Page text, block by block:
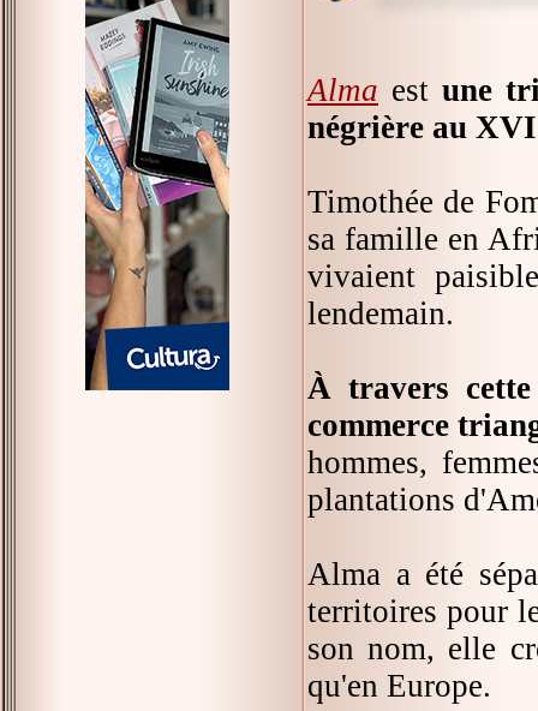
Alma est une
négrière au
Timothée de
sa famille en
vivaient
lendemain.
À travers
commerce
hommes,
plantations
Alma a été
territoires pour
son nom, elle
qu'en Europe.